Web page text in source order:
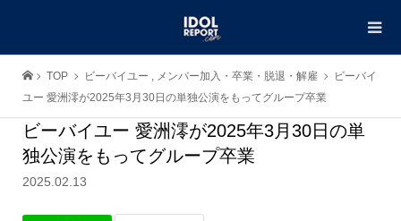
TOP ビーバイユー , メンバー加入・卒業・脱退・解雇
ビーバイ
ユー 愛洲澪が2025年3月30日の単独公演をもってグループ卒業
ビーバイユー 愛洲澪が2025年3月30日の単
独公演をもってグループ卒業
2025.02.13